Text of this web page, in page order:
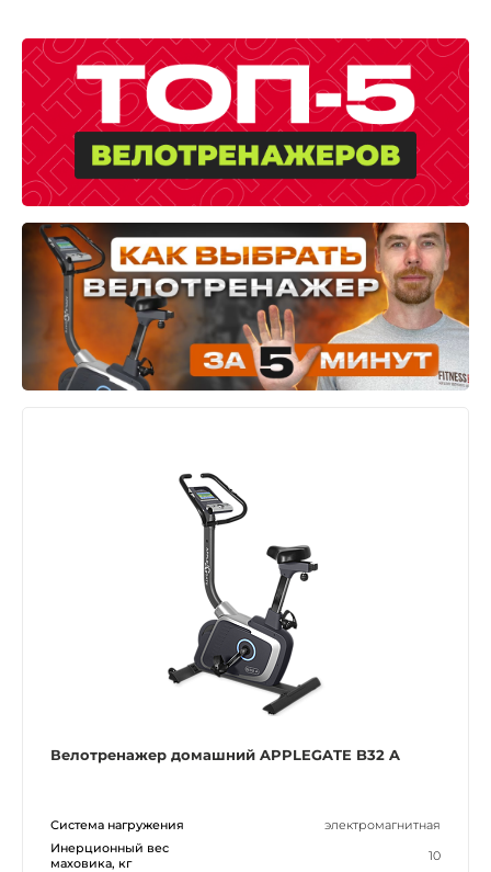
Велотренажер домашний APPLEGATE B32 A
Система нагружения
электромагнитная
Инерционный вес
маховика, кг
10